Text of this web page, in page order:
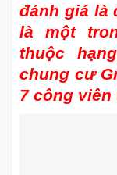
đánh giá là
là một
thuộc
chung cư
7 công viên